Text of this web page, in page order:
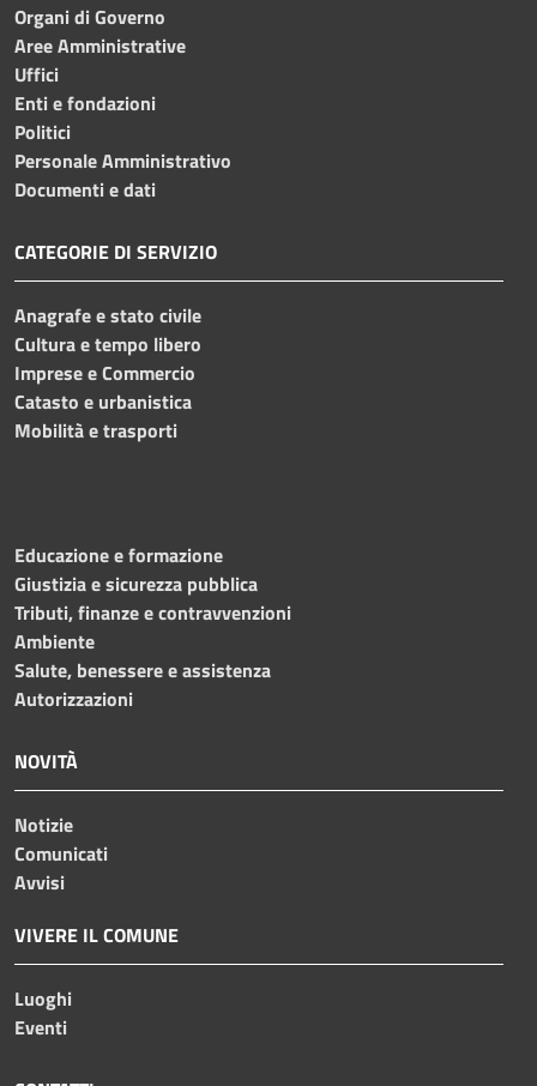
Organi di Governo
Aree Amministrative
Uffici
Enti e fondazioni
Politici
Personale Amministrativo
Documenti e dati
CATEGORIE DI SERVIZIO
Anagrafe e stato civile
Cultura e tempo libero
Imprese e Commercio
Catasto e urbanistica
Mobilità e trasporti
Educazione e formazione
Giustizia e sicurezza pubblica
Tributi, finanze e contravvenzioni
Ambiente
Salute, benessere e assistenza
Autorizzazioni
NOVITÀ
Notizie
Comunicati
Avvisi
VIVERE IL COMUNE
Luoghi
Eventi